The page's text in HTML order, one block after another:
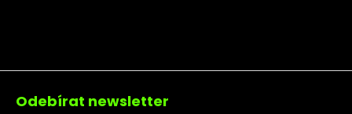
Zápatí
Odebírat newsletter